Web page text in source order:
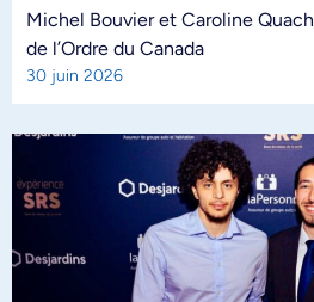
Michel Bouvier et Caroline
de l’Ordre du Canada
30 juin 2026